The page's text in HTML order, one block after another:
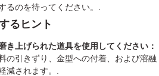
るのを待ってください。.
るヒント
き上げられた道具を使用してください：
の引きずり、金型への付着、および溶融
減されます。.